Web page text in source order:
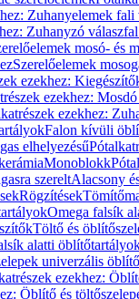
Zuhanyelemek
Zuhanyzó
mosó- és
Szerelőelemek
ezekhez:
ezekhez:
ezekhez:
Falon kívüli
elhelyezésű
Monoblokk
szereltAlacsony
Rögzítések
Omega falsík
Töltő és
alatti
univerzális
ezekhez:
Öblítő és